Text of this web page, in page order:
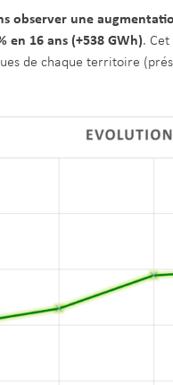
observer une
en 16 ans (+538 GWh). Cet
de chaque territoire